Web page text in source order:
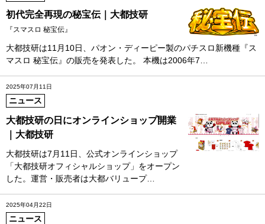
初代完全再現の秘宝伝｜大都技研
『スマスロ 秘宝伝』
大都技研は11月10日、パオン・ディーピー製のパチスロ新機種『ス
マスロ 秘宝伝』の販売を発表した。 本機は2006年7…
2025年07月11日
ニュース
大都技研の日にオンラインショップ開業
｜大都技研
大都技研は7月11日、公式オンラインショップ
「大都技研オフィシャルショップ」をオープン
した。運営・販売者は大都バリュープ…
2025年04月22日
ニュース